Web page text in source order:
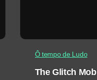
Ô tempo de Ludo
The Glitch Mob